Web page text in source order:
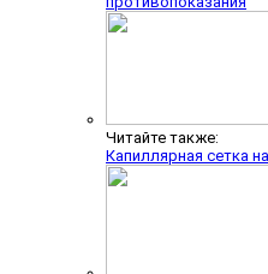
Читайте также:
Капиллярная сетка